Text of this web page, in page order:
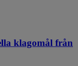
klagomål från